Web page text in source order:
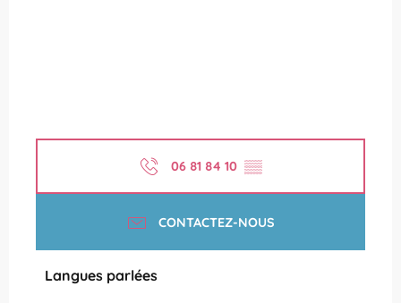
06 81 84 10 ▒▒
CONTACTEZ-NOUS
Langues parlées
Langues parlées